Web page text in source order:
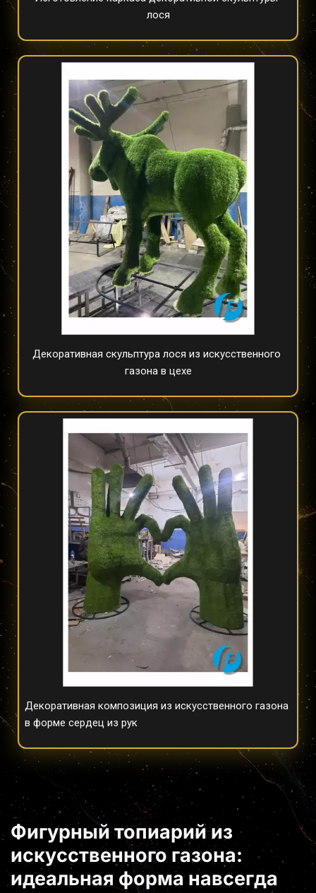
лося
Декоративная скульптура лося из искусственного
газона в цехе
Декоративная композиция из искусственного газона
в форме сердец из рук
Фигурный топиарий из
искусственного газона:
идеальная форма навсегда